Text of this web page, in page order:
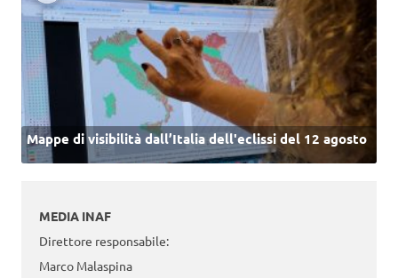
Mappe di visibilità dall’Italia dell'eclissi del 12 agosto
MEDIA INAF
Direttore responsabile:
Marco Malaspina